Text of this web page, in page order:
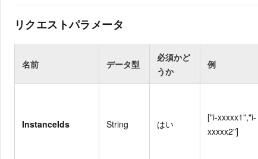
リクエストパラメータ
名前 データ型
必須かど
うか
例
InstanceIds String はい
["i-xxxxx1","i-
xxxxx2"]